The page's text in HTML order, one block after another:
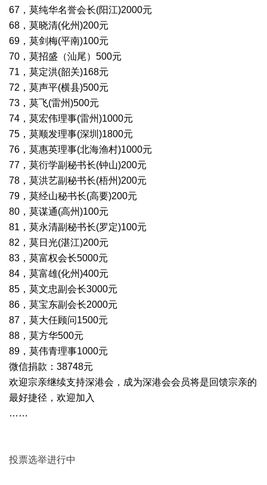
67，莫纯华名誉会长(阳江)2000元
68，莫晓清(化州)200元
69，莫剑梅(平南)100元
70，莫招盛（汕尾）500元
71，莫定洪(韶关)168元
72，莫声平(横县)500元
73，莫飞(雷州)500元
74，莫宏伟理事(雷州)1000元
75，莫顺发理事(深圳)1800元
76，莫惠英理事(北海渔村)1000元
77，莫衍学副秘书长(钟山)200元
78，莫洪艺副秘书长(梧州)200元
79，莫经山秘书长(高要)200元
80，莫谋通(高州)100元
81，莫永清副秘书长(罗定)100元
82，莫日光(湛江)200元
83，莫富权会长5000元
84，莫富雄(化州)400元
85，莫文忠副会长3000元
86，莫宝东副会长2000元
87，莫大任顾问1500元
88，莫方华500元
89，莫伟青理事1000元
微信捐款：38748元
欢迎宗亲继续支持深港会，成为深港会会员将是回馈宗亲的
最好捷径，欢迎加入
……
投票选举进行中